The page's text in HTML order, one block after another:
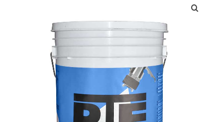
Especializados
Impermeabilizantes